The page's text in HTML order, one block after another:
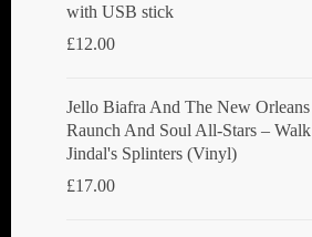
with USB stick
£12.00
Jello Biafra And The New Orleans
Raunch And Soul All-Stars ‎–
Jindal's Splinters (Vinyl)
£17.00